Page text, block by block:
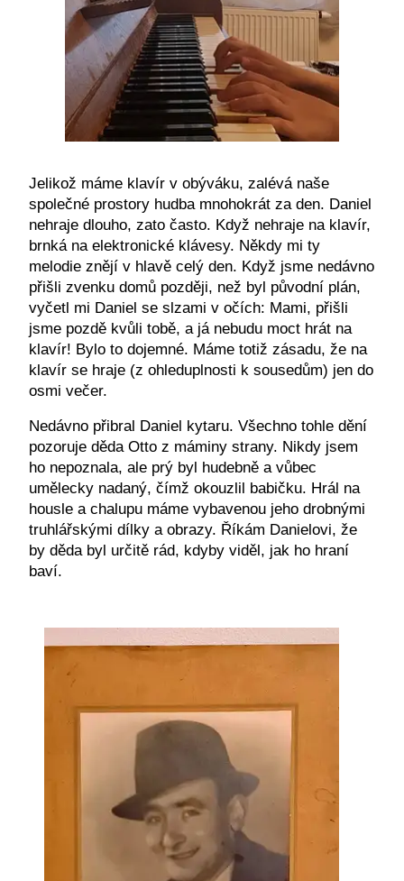
Jelikož máme klavír v obýváku, zalévá naše
společné prostory hudba mnohokrát za den. Daniel
nehraje dlouho, zato často. Když nehraje na klavír,
brnká na elektronické klávesy. Někdy mi ty
melodie znějí v hlavě celý den. Když jsme nedávno
přišli zvenku domů později, než byl původní plán,
vyčetl mi Daniel se slzami v očích: Mami, přišli
jsme pozdě kvůli tobě, a já nebudu moct hrát na
klavír! Bylo to dojemné. Máme totiž zásadu, že na
klavír se hraje (z ohleduplnosti k sousedům) jen do
osmi večer.
Nedávno přibral Daniel kytaru. Všechno tohle dění
pozoruje děda Otto z máminy strany. Nikdy jsem
ho nepoznala, ale prý byl hudebně a vůbec
umělecky nadaný, čímž okouzlil babičku. Hrál na
housle a chalupu máme vybavenou jeho drobnými
truhlářskými dílky a obrazy. Říkám Danielovi, že
by děda byl určitě rád, kdyby viděl, jak ho hraní
baví.